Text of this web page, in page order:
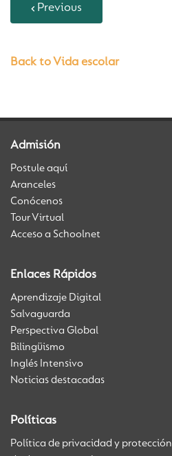
Previous
Back to Vida escolar
Admisión
Postule aquí
Aranceles
Conócenos
Tour Virtual
Acceso a Schoolnet
Enlaces Rápidos
Aprendizaje Digital
Salvaguarda
Perspectiva Global
Bilingüismo
Inglés Intensivo
Noticias destacadas
Políticas
Política de privacidad y protección